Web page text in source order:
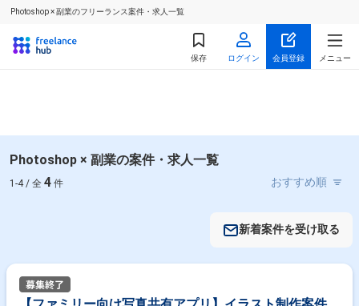
Photoshop × 副業のフリーランス案件・求人一覧
保存 ログイン 会員登録 メニュー
Photoshop × 副業の案件・求人一覧
1-4 / 全 4 件
新着案件を受け取る